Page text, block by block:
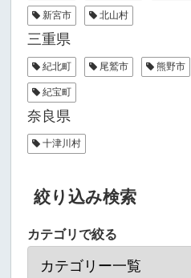
新宮市 北山村
三重県
紀北町 尾鷲市 熊野市
紀宝町
奈良県
十津川村
絞り込み検索
カテゴリで絞る